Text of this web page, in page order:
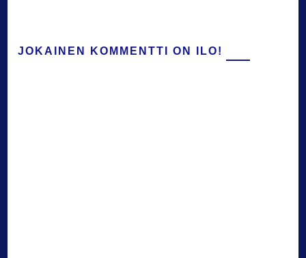
JOKAINEN KOMMENTTI ON ILO!